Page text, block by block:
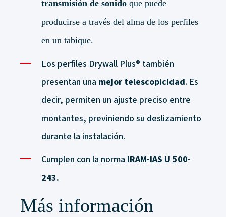
transmisión de sonido que puede
producirse a través del alma de los perfiles
en un tabique.
Los perfiles Drywall Plus® también
presentan una mejor telescopicidad. Es
decir, permiten un ajuste preciso entre
montantes, previniendo su deslizamiento
durante la instalación.
Cumplen con la norma IRAM-IAS U 500-
243.
Más información